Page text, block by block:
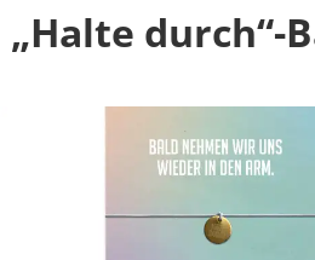
durch“-